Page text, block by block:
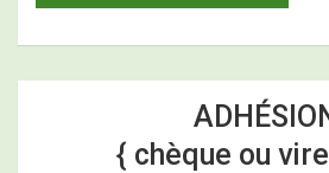
{ chèque ou